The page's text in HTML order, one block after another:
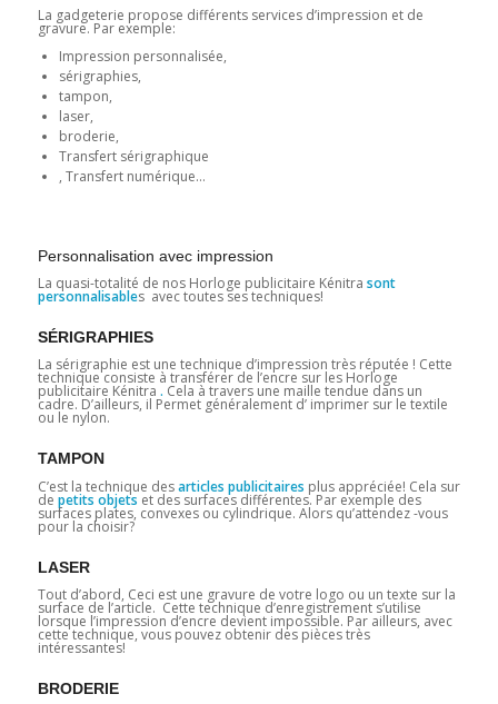
La gadgeterie propose différents services d’impression et de
gravure. Par exemple:
Impression personnalisée,
sérigraphies,
tampon,
laser,
broderie,
Transfert sérigraphique
, Transfert numérique…
Personnalisation avec impression
La quasi-totalité de nos Horloge publicitaire Kénitra sont
personnalisables avec toutes ses techniques!
SÉRIGRAPHIES
La sérigraphie est une technique d’impression très réputée ! Cette
technique consiste à transférer de l’encre sur les Horloge
publicitaire Kénitra . Cela à travers une maille tendue dans un
cadre. D’ailleurs, il Permet généralement d’ imprimer sur le textile
ou le nylon.
TAMPON
C’est la technique desarticles publicitaires plus appréciée! Cela sur
de petits objets et des surfaces différentes. Par exemple des
surfaces plates, convexes ou cylindrique. Alors qu’attendez -vous
pour la choisir?
LASER
Tout d’abord, Ceci est une gravure de votre logo ou un texte sur la
surface de l’article. Cette technique d’enregistrement s’utilise
lorsque l’impression d’encre devient impossible. Par ailleurs, avec
cette technique, vous pouvez obtenir des pièces très
intéressantes!
BRODERIE